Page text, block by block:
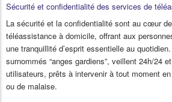
Sécurité et confidentialité des services de
La sécurité et la confidentialité sont au cœur
téléassistance à domicile, offrant aux
une tranquillité d’esprit essentielle au
surnommés “anges gardiens”, veillent 24h/24
utilisateurs, prêts à intervenir à tout moment
ou de malaise.